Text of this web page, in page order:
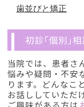
歯並びと矯正
初診「個別」
当院では、患者さ
悩みや疑問・不安
ります。どんなこ
お話ししていただ